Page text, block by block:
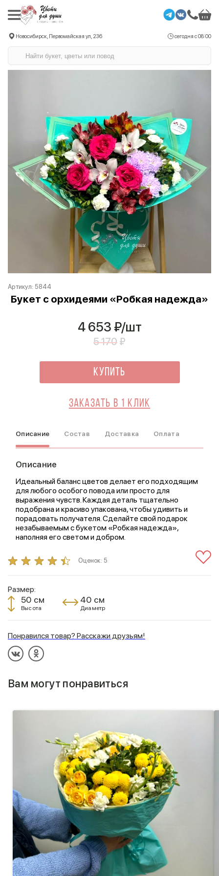
Новосибирск, Первомайская ул, 236 сегодня с 08:00
Артикул: 5844
Букет с орхидеями «Робкая надежда»
4 653 ₽/шт
5 170 ₽
Купить
Заказать в 1 клик
Описание Состав Доставка Оплата
Описание
Идеальный баланс цветов делает его подходящим
для любого особого повода или просто для
выражения чувств. Каждая деталь тщательно
подобрана и красиво упакована, чтобы удивить и
порадовать получателя. Сделайте свой подарок
незабываемым с букетом «Робкая надежда»,
наполняя его светом и добром.
Оценок: 5
Размер:
50 см
Высота
40 см
Диаметр
Понравился товар? Расскажи друзьям!
Вам могут понравиться